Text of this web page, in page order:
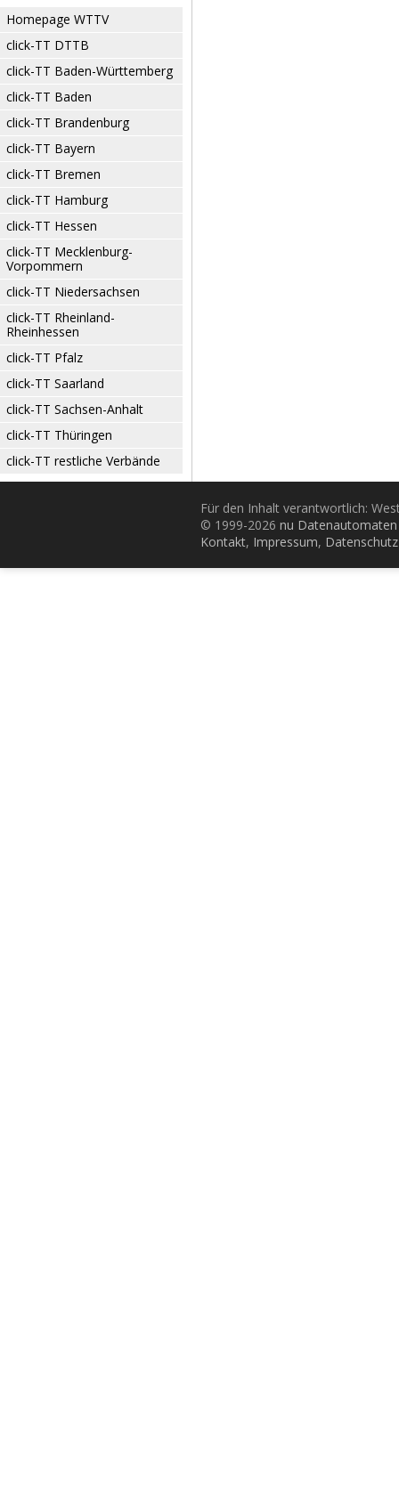
Homepage WTTV
click-TT DTTB
click-TT Baden-Württemberg
click-TT Baden
click-TT Brandenburg
click-TT Bayern
click-TT Bremen
click-TT Hamburg
click-TT Hessen
click-TT Mecklenburg-
Vorpommern
click-TT Niedersachsen
click-TT Rheinland-
Rheinhessen
click-TT Pfalz
click-TT Saarland
click-TT Sachsen-Anhalt
click-TT Thüringen
click-TT restliche Verbände
Für den Inhalt verantwortlich:
© 1999-2026 nu
Kontakt, Impressum, Datenschutz